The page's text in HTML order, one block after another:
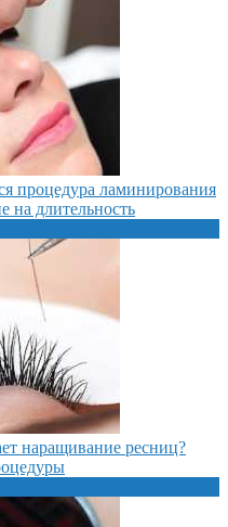
процедура ламинирования
длительность
наращивание ресниц?